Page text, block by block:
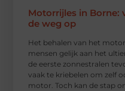
Motorrijles in Borne:
de weg op
Het behalen van het
mensen gelijk aan het
de eerste zonnestralen
vaak te kriebelen om zelf
motor. Toch kan de stap